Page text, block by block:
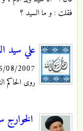
فقلت : و ما السيد ؟
علي سيد
2007 - 01:00
روى الحاكم
الخوارج